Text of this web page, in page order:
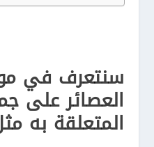
سنتعرف في
العصائر على
المتعلقة به